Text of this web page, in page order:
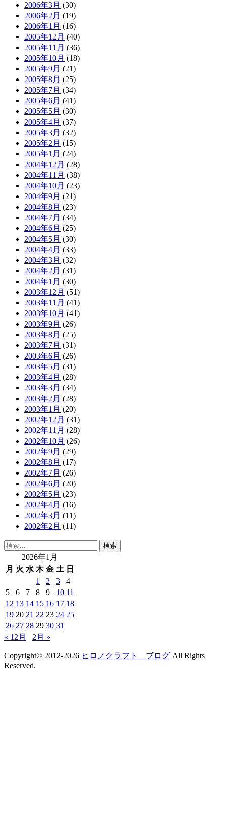
2006年3月 (30)
2006年2月 (19)
2006年1月 (16)
2005年12月 (40)
2005年11月 (36)
2005年10月 (18)
2005年9月 (21)
2005年8月 (25)
2005年7月 (34)
2005年6月 (41)
2005年5月 (30)
2005年4月 (37)
2005年3月 (32)
2005年2月 (15)
2005年1月 (24)
2004年12月 (28)
2004年11月 (38)
2004年10月 (23)
2004年9月 (21)
2004年8月 (23)
2004年7月 (34)
2004年6月 (25)
2004年5月 (30)
2004年4月 (33)
2004年3月 (32)
2004年2月 (31)
2004年1月 (30)
2003年12月 (51)
2003年11月 (41)
2003年10月 (41)
2003年9月 (26)
2003年8月 (25)
2003年7月 (31)
2003年6月 (26)
2003年5月 (31)
2003年4月 (28)
2003年3月 (34)
2003年2月 (28)
2003年1月 (20)
2002年12月 (31)
2002年11月 (28)
2002年10月 (26)
2002年9月 (29)
2002年8月 (17)
2002年7月 (26)
2002年6月 (20)
2002年5月 (23)
2002年4月 (16)
2002年3月 (11)
2002年2月 (11)
検
2026年1月
月 火 水 木 金 土 日
1
2 3
4
5
6 7 8 9 10 11
12 13 14 15 16 17 18
19 20 21 22 23 24 25
26 27 28 29 30 31
« 12月
2月 »
Copyright© 2012-2026 ヒロノクラフト ブログ All Rights
Reserved.